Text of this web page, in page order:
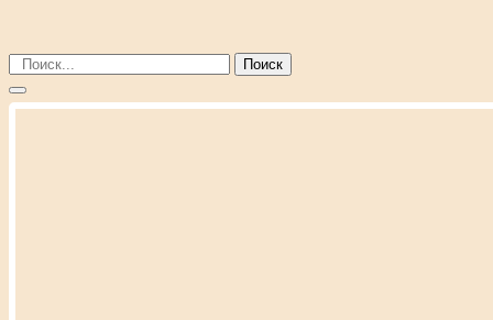
Поиск